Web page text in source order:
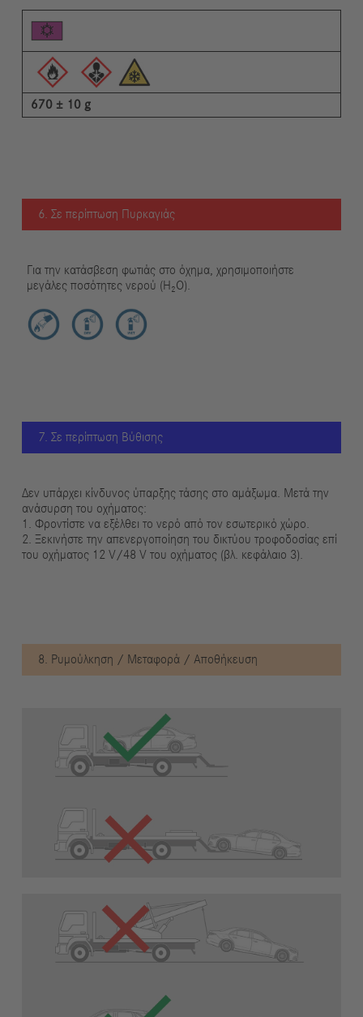
670 ± 10 g
6. Σε περίπτωση Πυρκαγιάς
Για την κατάσβεση φωτιάς στο όχημα, χρησιμοποιήστε
μεγάλες ποσότητες νερού (H₂O).
7. Σε περίπτωση Βύθισης
Δεν υπάρχει κίνδυνος ύπαρξης τάσης στο αμάξωμα. Μετά την
ανάσυρση του οχήματος:
1. Φροντίστε να εξέλθει το νερό από τον εσωτερικό χώρο.
2. Ξεκινήστε την απενεργοποίηση του δικτύου τροφοδοσίας επί
του οχήματος 12 V/48 V του οχήματος (βλ. κεφάλαιο 3).
8. Ρυμούλκηση / Μεταφορά / Αποθήκευση